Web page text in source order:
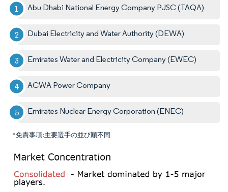
Abu Dhabi National Energy Company PJSC (TAQA)
Dubai Electricity and Water Authority (DEWA)
Emirates Water and Electricity Company (EWEC)
ACWA Power Company
Emirates Nuclear Energy Corporation (ENEC)
*免責事項:主要選手の並び順不同